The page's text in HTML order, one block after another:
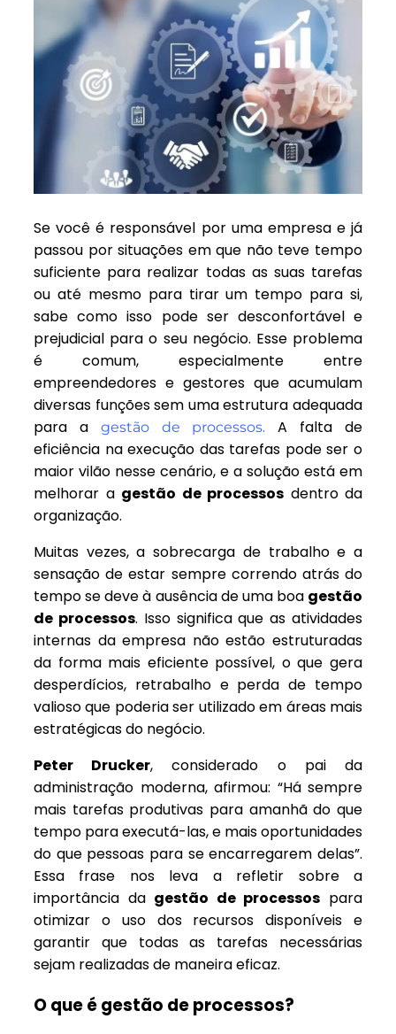
Se você é responsável por uma empresa e já
passou por situações em que não teve tempo
suficiente para realizar todas as suas tarefas
ou até mesmo para tirar um tempo para si,
sabe como isso pode ser desconfortável e
prejudicial para o seu negócio. Esse problema
é comum, especialmente entre
empreendedores e gestores que acumulam
diversas funções sem uma estrutura adequada
para a
gestão de processos. A falta de
eficiência na execução das tarefas pode ser o
maior vilão nesse cenário, e a solução está em
melhorar a gestão de processos dentro da
organização.
Muitas vezes, a sobrecarga de trabalho e a
sensação de estar sempre correndo atrás do
tempo se deve à ausência de uma boa gestão
de processos. Isso significa que as atividades
internas da empresa não estão estruturadas
da forma mais eficiente possível, o que gera
desperdícios, retrabalho e perda de tempo
valioso que poderia ser utilizado em áreas mais
estratégicas do negócio.
Peter Drucker, considerado o pai da
administração moderna, afirmou: “Há sempre
mais tarefas produtivas para amanhã do que
tempo para executá-las, e mais oportunidades
do que pessoas para se encarregarem delas”.
Essa frase nos leva a refletir sobre a
importância da gestão de processos para
otimizar o uso dos recursos disponíveis e
garantir que todas as tarefas necessárias
sejam realizadas de maneira eficaz.
O que é gestão de processos?